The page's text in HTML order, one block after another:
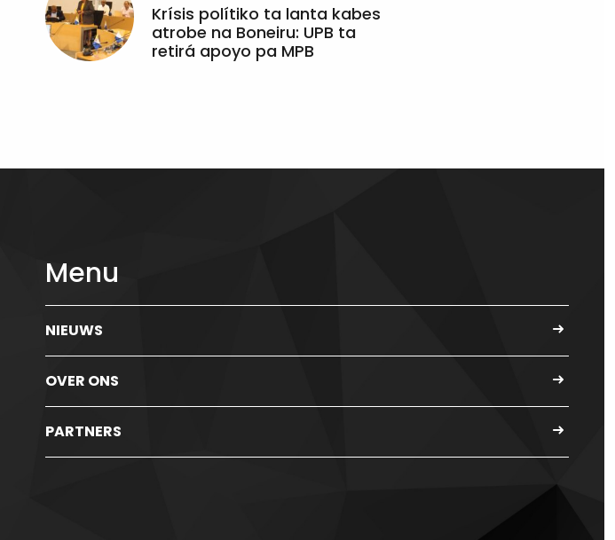
Krísis polítiko ta lanta kabes
atrobe na Boneiru: UPB ta
retirá apoyo pa MPB
Menu
NIEUWS
OVER ONS
PARTNERS